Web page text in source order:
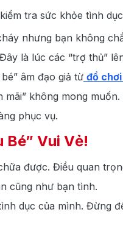
tra sức khỏe tình
nhưng bạn không
là lúc các “trợ thủ”
âm đạo giả từ đồ
mãi” không mong
phục vụ.
Bé” Vui Vẻ!
được. Điều quan
cũng như bạn tình.
dục của mình. Đừng